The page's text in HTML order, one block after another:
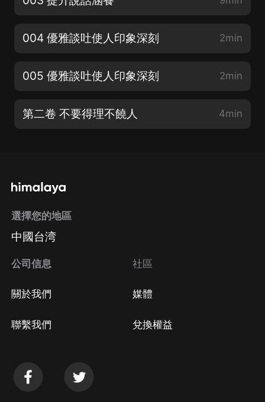
004 優雅談吐使人印象深刻 2min
005 優雅談吐使人印象深刻 2min
第二卷 不要得理不饒人 4min
選擇您的地區
中國台湾
公司信息
關於我們
聯繫我們
社區
媒體
兌換權益